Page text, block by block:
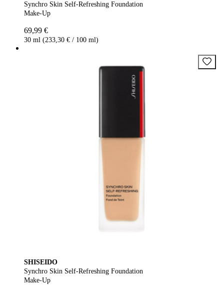
Synchro Skin Self-Refreshing Foundation
Make-Up
69,99 €
30 ml (233,30 € / 100 ml)
SHISEIDO
Synchro Skin Self-Refreshing Foundation
Make-Up